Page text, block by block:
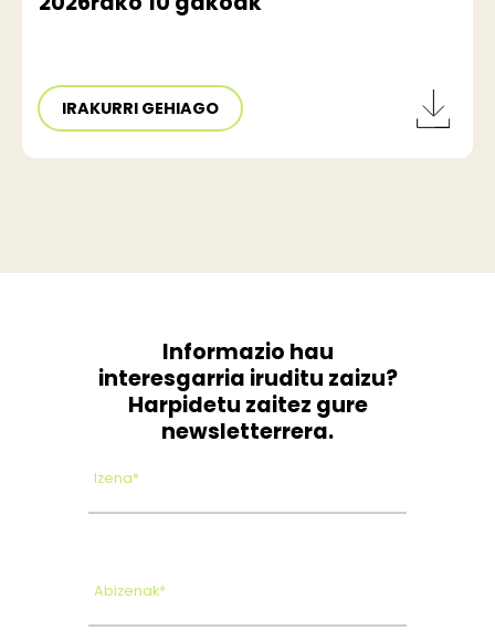
IRAKURRI GEHIAGO
Informazio hau
interesgarria iruditu zaizu?
Harpidetu zaitez gure
newsletterrera.
Izena*
Abizenak*